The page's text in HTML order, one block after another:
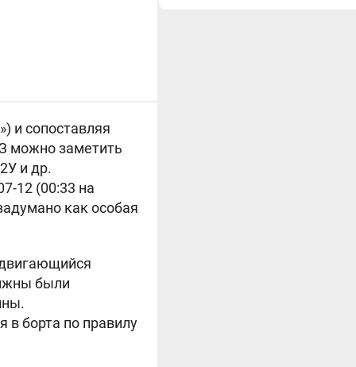
и сопоставляя
можно заметить
и др.
12 (00:33 на
как особая
были
в борта по правилу